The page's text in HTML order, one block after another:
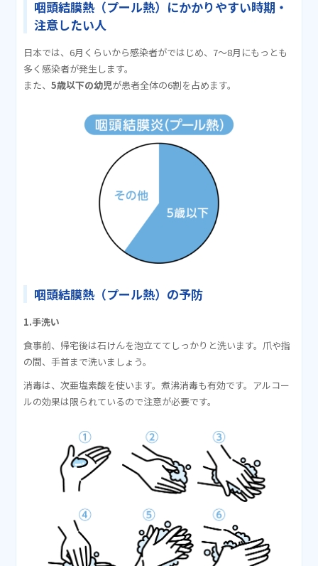
咽頭結膜熱（プール熱）にかかりやすい時期・
注意したい人
日本では、6月くらいから感染者がではじめ、7〜8月にもっとも
多く感染者が発生します。
また、5歳以下の幼児が患者全体の6割を占めます。
咽頭結膜熱（プール熱）の予防
1.手洗い
食事前、帰宅後は石けんを泡立ててしっかりと洗います。爪や指
の間、手首まで洗いましょう。
消毒は、次亜塩素酸を使います。煮沸消毒も有効です。アルコー
ルの効果は限られているので注意が必要です。